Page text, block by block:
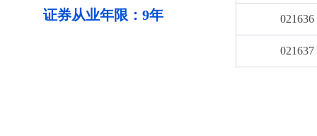
证券从业年限：9年 021636
021637